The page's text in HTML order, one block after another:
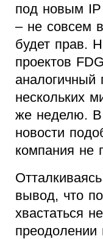
под новым
– не совсем
будет прав.
проектов
аналогичный
нескольких
же неделю. В
новости
компания не
вывод, что
хвастаться
преодолении